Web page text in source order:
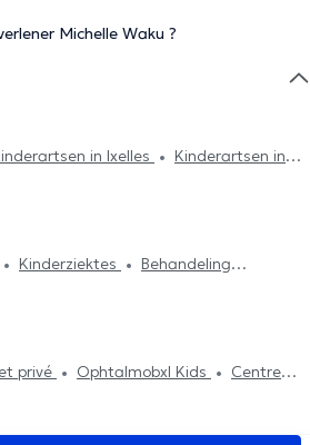
Michelle Waku ?
in Ixelles
Kinderartsen in
Linkebeek
Kinderartsen in Sint-
Kinderartsen in Waterloo
Kinderziektes
Behandeling
privé Ophtalmobxl Kids
Centre